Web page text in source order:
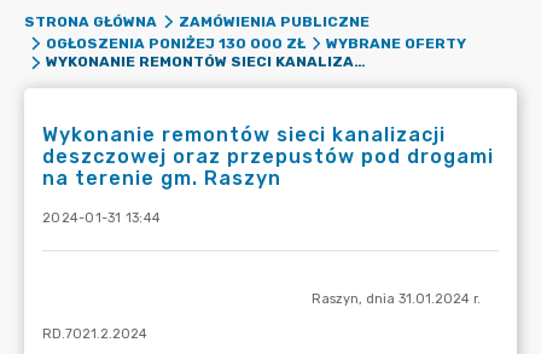
STRONA GŁÓWNA
ZAMÓWIENIA PUBLICZNE
OGŁOSZENIA PONIŻEJ 130 000 ZŁ
WYBRANE OFERTY
WYKONANIE REMONTÓW SIECI KANALIZACJI DESZCZOWEJ ORAZ PRZEPUSTÓW POD DROGAMI NA TERENIE GM. RASZYN
Wykonanie remontów sieci kanalizacji
deszczowej oraz przepustów pod drogami
na terenie gm. Raszyn
2024-01-31 13:44